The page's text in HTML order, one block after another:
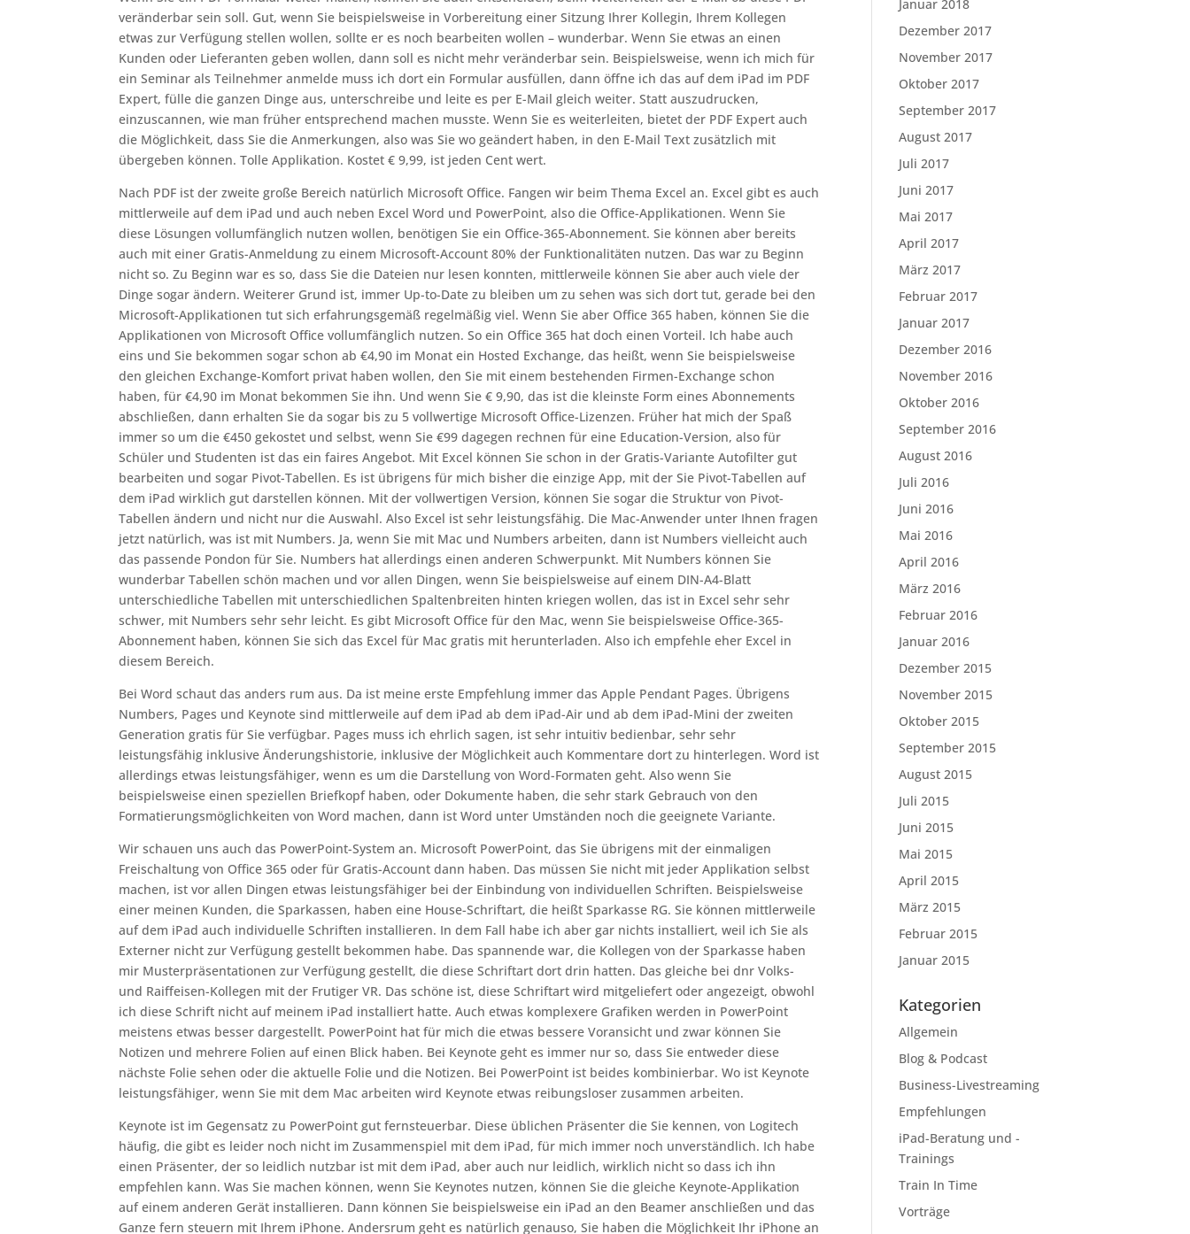
veränderbar sein soll. Gut, wenn Sie beispielsweise in Vorbereitung einer Sitzung Ihrer Kollegin, Ihrem Kollegen
etwas zur Verfügung stellen wollen, sollte er es noch bearbeiten wollen – wunderbar. Wenn Sie etwas an einen
Kunden oder Lieferanten geben wollen, dann soll es nicht mehr veränderbar sein. Beispielsweise, wenn ich mich für
ein Seminar als Teilnehmer anmelde muss ich dort ein Formular ausfüllen, dann öffne ich das auf dem iPad im PDF
Expert, fülle die ganzen Dinge aus, unterschreibe und leite es per E-Mail gleich weiter. Statt auszudrucken,
einzuscannen, wie man früher entsprechend machen musste. Wenn Sie es weiterleiten, bietet der PDF Expert auch
die Möglichkeit, dass Sie die Anmerkungen, also was Sie wo geändert haben, in den E-Mail Text zusätzlich mit
übergeben können. Tolle Applikation. Kostet € 9,99, ist jeden Cent wert.
Nach PDF ist der zweite große Bereich natürlich Microsoft Office. Fangen wir beim Thema Excel an. Excel gibt es auch
mittlerweile auf dem iPad und auch neben Excel Word und PowerPoint, also die Office-Applikationen. Wenn Sie
diese Lösungen vollumfänglich nutzen wollen, benötigen Sie ein Office-365-Abonnement. Sie können aber bereits
auch mit einer Gratis-Anmeldung zu einem Microsoft-Account 80% der Funktionalitäten nutzen. Das war zu Beginn
nicht so. Zu Beginn war es so, dass Sie die Dateien nur lesen konnten, mittlerweile können Sie aber auch viele der
Dinge sogar ändern. Weiterer Grund ist, immer Up-to-Date zu bleiben um zu sehen was sich dort tut, gerade bei den
Microsoft-Applikationen tut sich erfahrungsgemäß regelmäßig viel. Wenn Sie aber Office 365 haben, können Sie die
Applikationen von Microsoft Office vollumfänglich nutzen. So ein Office 365 hat doch einen Vorteil. Ich habe auch
eins und Sie bekommen sogar schon ab €4,90 im Monat ein Hosted Exchange, das heißt, wenn Sie beispielsweise
den gleichen Exchange-Komfort privat haben wollen, den Sie mit einem bestehenden Firmen-Exchange schon
haben, für €4,90 im Monat bekommen Sie ihn. Und wenn Sie € 9,90, das ist die kleinste Form eines Abonnements
abschließen, dann erhalten Sie da sogar bis zu 5 vollwertige Microsoft Office-Lizenzen. Früher hat mich der Spaß
immer so um die €450 gekostet und selbst, wenn Sie €99 dagegen rechnen für eine Education-Version, also für
Schüler und Studenten ist das ein faires Angebot. Mit Excel können Sie schon in der Gratis-Variante Autofilter gut
bearbeiten und sogar Pivot-Tabellen. Es ist übrigens für mich bisher die einzige App, mit der Sie Pivot-Tabellen auf
dem iPad wirklich gut darstellen können. Mit der vollwertigen Version, können Sie sogar die Struktur von Pivot-
Tabellen ändern und nicht nur die Auswahl. Also Excel ist sehr leistungsfähig. Die Mac-Anwender unter Ihnen fragen
jetzt natürlich, was ist mit Numbers. Ja, wenn Sie mit Mac und Numbers arbeiten, dann ist Numbers vielleicht auch
das passende Pondon für Sie. Numbers hat allerdings einen anderen Schwerpunkt. Mit Numbers können Sie
wunderbar Tabellen schön machen und vor allen Dingen, wenn Sie beispielsweise auf einem DIN-A4-Blatt
unterschiedliche Tabellen mit unterschiedlichen Spaltenbreiten hinten kriegen wollen, das ist in Excel sehr sehr
schwer, mit Numbers sehr sehr leicht. Es gibt Microsoft Office für den Mac, wenn Sie beispielsweise Office-365-
Abonnement haben, können Sie sich das Excel für Mac gratis mit herunterladen. Also ich empfehle eher Excel in
diesem Bereich.
Bei Word schaut das anders rum aus. Da ist meine erste Empfehlung immer das Apple Pendant Pages. Übrigens
Numbers, Pages und Keynote sind mittlerweile auf dem iPad ab dem iPad-Air und ab dem iPad-Mini der zweiten
Generation gratis für Sie verfügbar. Pages muss ich ehrlich sagen, ist sehr intuitiv bedienbar, sehr sehr
leistungsfähig inklusive Änderungshistorie, inklusive der Möglichkeit auch Kommentare dort zu hinterlegen. Word ist
allerdings etwas leistungsfähiger, wenn es um die Darstellung von Word-Formaten geht. Also wenn Sie
beispielsweise einen speziellen Briefkopf haben, oder Dokumente haben, die sehr stark Gebrauch von den
Formatierungsmöglichkeiten von Word machen, dann ist Word unter Umständen noch die geeignete Variante.
Wir schauen uns auch das PowerPoint-System an. Microsoft PowerPoint, das Sie übrigens mit der einmaligen
Freischaltung von Office 365 oder für Gratis-Account dann haben. Das müssen Sie nicht mit jeder Applikation selbst
machen, ist vor allen Dingen etwas leistungsfähiger bei der Einbindung von individuellen Schriften. Beispielsweise
einer meinen Kunden, die Sparkassen, haben eine House-Schriftart, die heißt Sparkasse RG. Sie können mittlerweile
auf dem iPad auch individuelle Schriften installieren. In dem Fall habe ich aber gar nichts installiert, weil ich Sie als
Externer nicht zur Verfügung gestellt bekommen habe. Das spannende war, die Kollegen von der Sparkasse haben
mir Musterpräsentationen zur Verfügung gestellt, die diese Schriftart dort drin hatten. Das gleiche bei dnr Volks-
und Raiffeisen-Kollegen mit der Frutiger VR. Das schöne ist, diese Schriftart wird mitgeliefert oder angezeigt, obwohl
ich diese Schrift nicht auf meinem iPad installiert hatte. Auch etwas komplexere Grafiken werden in PowerPoint
meistens etwas besser dargestellt. PowerPoint hat für mich die etwas bessere Voransicht und zwar können Sie
Notizen und mehrere Folien auf einen Blick haben. Bei Keynote geht es immer nur so, dass Sie entweder diese
nächste Folie sehen oder die aktuelle Folie und die Notizen. Bei PowerPoint ist beides kombinierbar. Wo ist Keynote
leistungsfähiger, wenn Sie mit dem Mac arbeiten wird Keynote etwas reibungsloser zusammen arbeiten.
Keynote ist im Gegensatz zu PowerPoint gut fernsteuerbar. Diese üblichen Präsenter die Sie kennen, von Logitech
häufig, die gibt es leider noch nicht im Zusammenspiel mit dem iPad, für mich immer noch unverständlich. Ich habe
einen Präsenter, der so leidlich nutzbar ist mit dem iPad, aber auch nur leidlich, wirklich nicht so dass ich ihn
empfehlen kann. Was Sie machen können, wenn Sie Keynotes nutzen, können Sie die gleiche Keynote-Applikation
auf einem anderen Gerät installieren. Dann können Sie beispielsweise ein iPad an den Beamer anschließen und das
Ganze fern steuern mit Ihrem iPhone. Andersrum geht es natürlich genauso, Sie haben die Möglichkeit Ihr iPhone an
Januar 2018
Dezember 2017
November 2017
Oktober 2017
September 2017
August 2017
Juli 2017
Juni 2017
Mai 2017
April 2017
März 2017
Februar 2017
Januar 2017
Dezember 2016
November 2016
Oktober 2016
September 2016
August 2016
Juli 2016
Juni 2016
Mai 2016
April 2016
März 2016
Februar 2016
Januar 2016
Dezember 2015
November 2015
Oktober 2015
September 2015
August 2015
Juli 2015
Juni 2015
Mai 2015
April 2015
März 2015
Februar 2015
Januar 2015
Kategorien
Allgemein
Blog & Podcast
Business-Livestreaming
Empfehlungen
iPad-Beratung und -
Trainings
Train In Time
Vorträge